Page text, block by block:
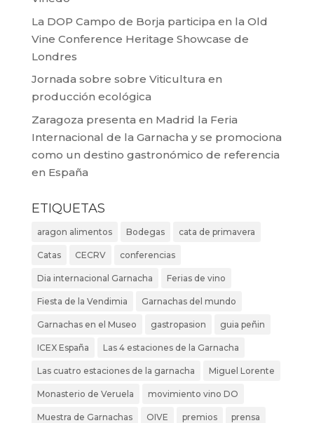
La DOP Campo de Borja participa en la Old
Vine Conference Heritage Showcase de
Londres
Jornada sobre sobre Viticultura en
producción ecológica
Zaragoza presenta en Madrid la Feria
Internacional de la Garnacha y se promociona
como un destino gastronómico de referencia
en España
ETIQUETAS
aragon alimentos Bodegas cata de primavera
Catas CECRV conferencias
Dia internacional Garnacha Ferias de vino
Fiesta de la Vendimia Garnachas del mundo
Garnachas en el Museo gastropasion guia peñin
ICEX España Las 4 estaciones de la Garnacha
Las cuatro estaciones de la garnacha Miguel Lorente
Monasterio de Veruela movimiento vino DO
Muestra de Garnachas OIVE premios prensa